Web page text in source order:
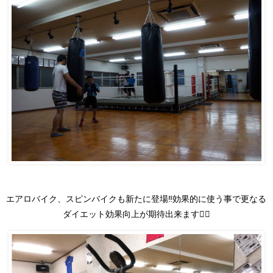
エアロバイク、スピンバイクも新たに登場‼️効果的に使う事で更なる
ダイエット効果向上が期待出来ます🙆‍♂